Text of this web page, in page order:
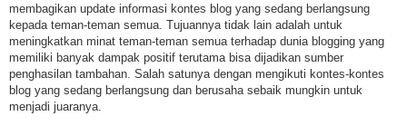
membagikan update informasi kontes blog yang sedang berlangsung
kepada teman-teman semua. Tujuannya tidak lain adalah untuk
meningkatkan minat teman-teman semua terhadap dunia blogging yang
memiliki banyak dampak positif terutama bisa dijadikan sumber
penghasilan tambahan. Salah satunya dengan mengikuti kontes-kontes
blog yang sedang berlangsung dan berusaha sebaik mungkin untuk
menjadi juaranya.